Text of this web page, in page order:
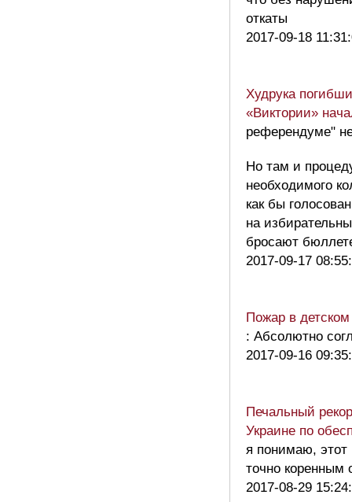
откаты
2017-09-18
Худрука
«Виктории»
референдуме"
Но там и
необходимого
как бы
на
бросают
2017-09-17
Пожар в
: Абсолютно
2017-09-16
Печальный
Украине по
я понимаю,
точно коренным
2017-08-29